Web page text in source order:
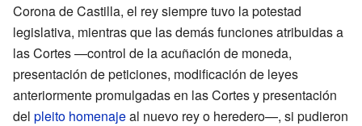
Corona de Castilla, el rey siempre tuvo la potestad
legislativa, mientras que las demás funciones atribuidas a
las Cortes —control de la acuñación de moneda,
presentación de peticiones, modificación de leyes
anteriormente promulgadas en las Cortes y presentación
del pleito homenajeal nuevo rey o heredero—, si pudieron